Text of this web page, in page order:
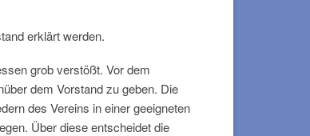
erklärt werden.
grob verstößt. Vor dem
dem Vorstand zu geben. Die
des Vereins in einer geeigneten
Über diese entscheidet die